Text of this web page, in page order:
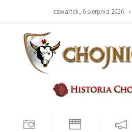
czwartek, 6 sierpnia 2026 •